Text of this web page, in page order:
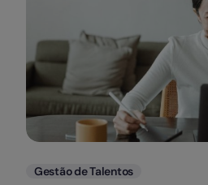
Categorias
Gestão de Talentos